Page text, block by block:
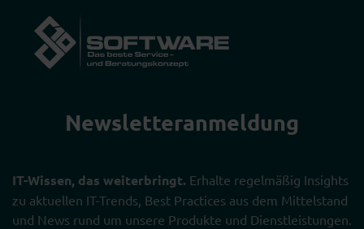
Newsletter­anmeldung
IT-Wissen, das weiterbringt. Erhalte regelmäßig Insights
zu aktuellen IT-Trends, Best Practices aus dem Mittelstand
und News rund um unsere Produkte und Dienstleistungen.